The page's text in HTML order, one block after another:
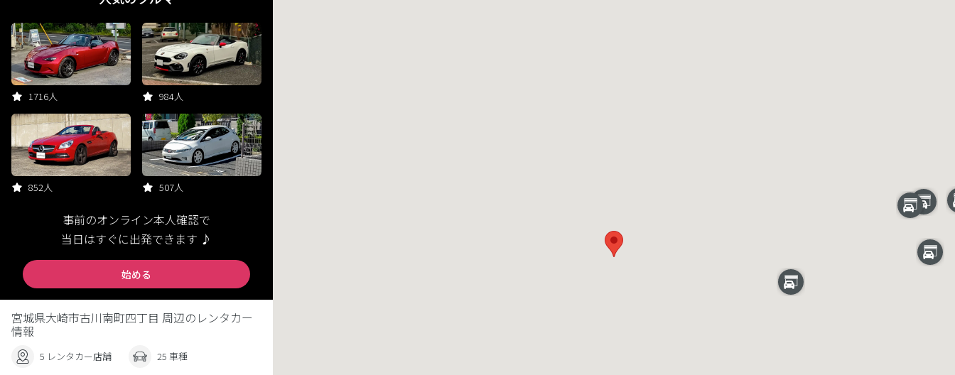
1716人 984人
852人 507人
事前のオンライン本人確認で
当日はすぐに出発できます ♪
始める
宮城県大崎市古川南町四丁目 周辺のレンタカー
情報
5 レンタカー店舗 25 車種